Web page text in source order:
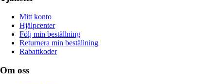
Mitt konto
Hjälpcenter
Följ min beställning
Returnera min beställning
Rabattkoder
Om oss